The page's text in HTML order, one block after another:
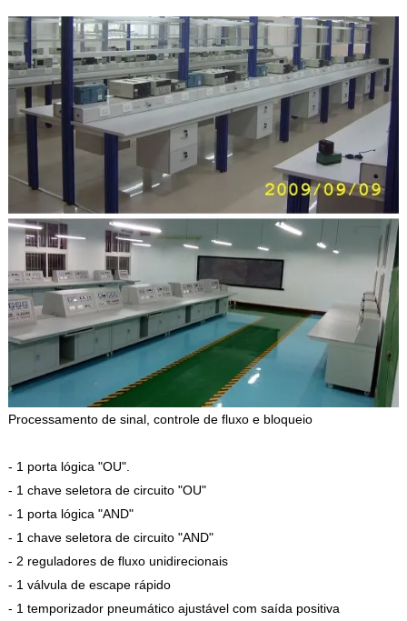
Processamento de sinal, controle de fluxo e bloqueio
- 1 porta lógica "OU".
- 1 chave seletora de circuito "OU"
- 1 porta lógica "AND"
- 1 chave seletora de circuito "AND"
- 2 reguladores de fluxo unidirecionais
- 1 válvula de escape rápido
- 1 temporizador pneumático ajustável com saída positiva